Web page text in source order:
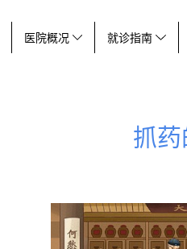
医院概况 就诊指南
抓